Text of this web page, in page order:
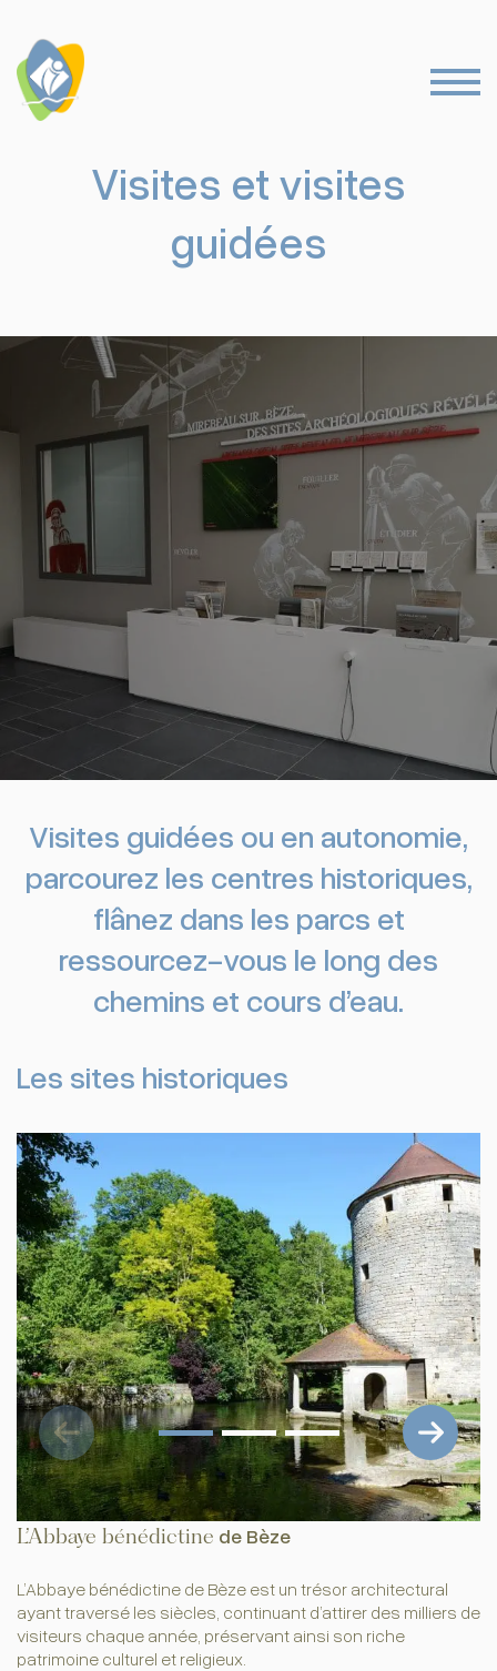
Visites et visites
guidées
Visites guidées ou en autonomie,
parcourez les centres historiques,
flânez dans les parcs et
ressourcez-vous le long des
chemins et cours d’eau.
Les sites historiques
L’Abbaye bénédictine de Bèze
L’Abbaye bénédictine de Bèze est un trésor architectural
ayant traversé les siècles, continuant d’attirer des milliers de
visiteurs chaque année, préservant ainsi son riche
patrimoine culturel et religieux.